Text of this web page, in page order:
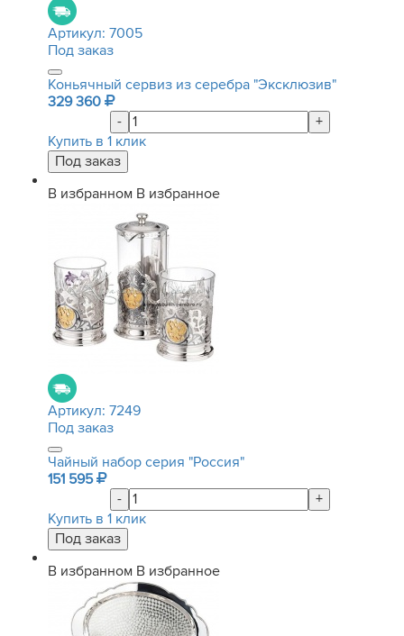
Артикул: 7005
Под заказ
Коньячный сервиз из серебра "Эксклюзив"
329 360
-
+
Купить в 1 клик
В избранном В избранное
Артикул: 7249
Под заказ
Чайный набор серия "Россия"
151 595
-
+
Купить в 1 клик
В избранном В избранное